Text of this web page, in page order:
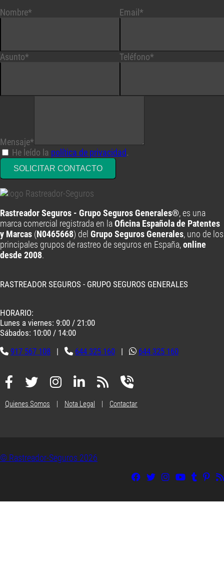
Nombre*
Asunto*
Email*
Teléfono*
Mensaje*
He leído la política de privacidad.
SOLICITAR CONTACTO
Rastreador Seguros - Grupo Seguros Generales®, es una
marca comercial registrada en laOficina Española de Patentes
y Marcas (N0465668) del Grupo Seguros Generales, uno de los
principales grupos de rastreo de seguros en España,online
desde 2008.
RASTREADOR SEGUROS - GRUPO SEGUROS GENERALES
HORARIO:
Lunes a viernes: 9:00 / 21:00
Sábados: 10:00 / 14:00
917 567 108 | 644 325 160 | 644 325 160
Quienes Somos | Nota Legal | Contactar
© Rastreador-Seguros 2026